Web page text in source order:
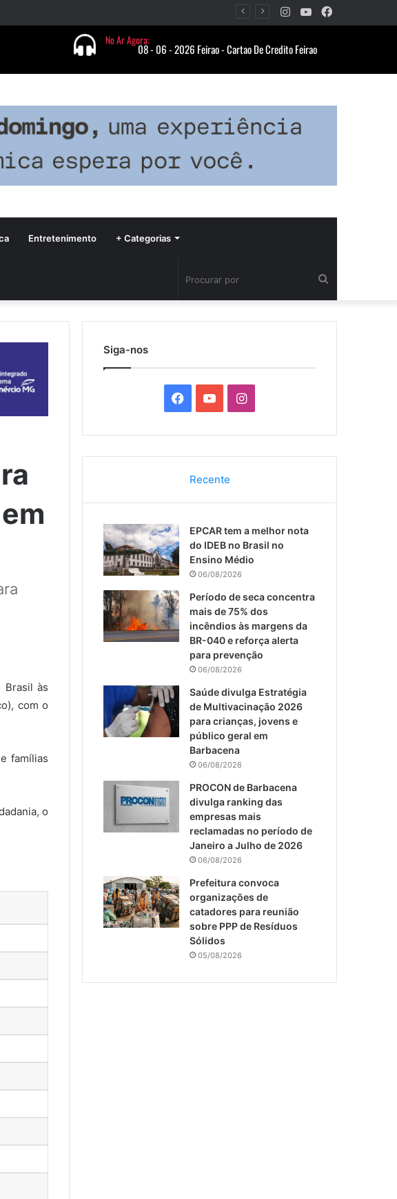
YouTube
Instagram
Entretenimento + Categorias
por
Brasil às
com o
famílias
o
Siga-nos
c
e
b
o
o
k
u
T
u
b
e
I
s
a
g
r
m
Recente
EPCAR tem a melhor nota
do IDEB no Brasil no
Ensino Médio
06/08/2026
Período de seca concentra
mais de 75% dos
incêndios às margens da
BR-040 e reforça alerta
para prevenção
06/08/2026
Saúde divulga Estratégia
de Multivacinação 2026
para crianças, jovens e
público geral em
Barbacena
06/08/2026
PROCON de Barbacena
divulga ranking das
empresas mais
reclamadas no período de
Janeiro a Julho de 2026
06/08/2026
Prefeitura convoca
organizações de
catadores para reunião
sobre PPP de Resíduos
Sólidos
05/08/2026